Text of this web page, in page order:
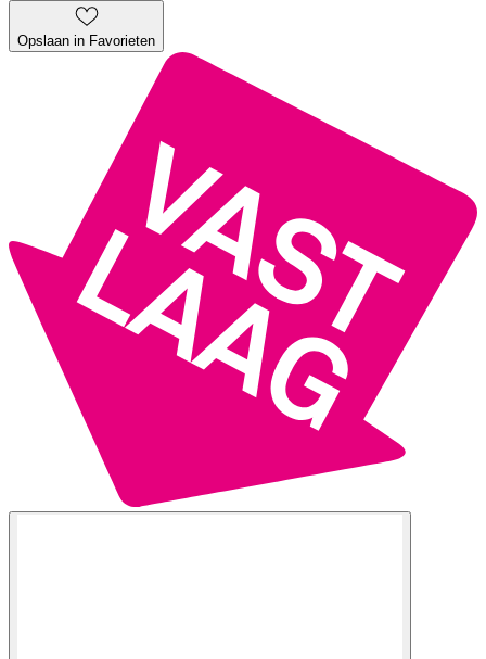
Opslaan in Favorieten